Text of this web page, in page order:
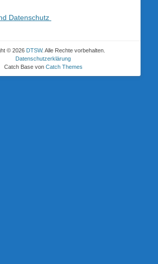
Datenschutz
© 2026 DTSW. Alle Rechte vorbehalten.
Datenschutzerklärung
Catch Base von Catch Themes